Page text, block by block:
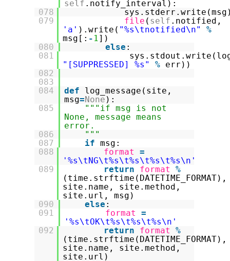
self .notify_interval):
078
079
file ( self .notified,
'a' ).write( "%s\tnotified\n"
%
msg[: - 1])
080
else :
081
"[SUPPRESSED] %s"
% err))
082
083
084
def
log_message(site,
msg=None ):
085
"""if msg is not
None, message means
error.
086
"""
087
if msg:
088
format
=
'%s\tNG\t%s\t%s\t%s\t%s\n'
089
return format
%
(time.strftime(DATETIME_FORMAT),
site.name, site.method,
site.url, msg)
090
else :
091
format
=
'%s\tOK\t%s\t%s\t%s\n'
092
return format
%
(time.strftime(DATETIME_FORMAT),
site.name, site.method,
site.url)